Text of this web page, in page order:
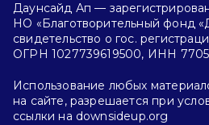
Даунсайд Ап —
НО «Благотворительный фонд
свидетельство о гос.
ОГРН 1027739619500, ИНН
Использование любых
на сайте, разрешается при
ссылки на downsideup.org